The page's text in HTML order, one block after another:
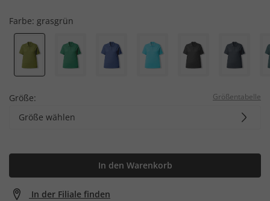
Farbe: grasgrün
Größe: Größentabelle
Größe wählen
In den Warenkorb
In der Filiale finden